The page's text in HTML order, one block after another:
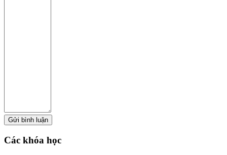
Các khóa học